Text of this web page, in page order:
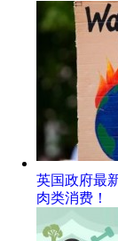
英国政府最
肉类消费！